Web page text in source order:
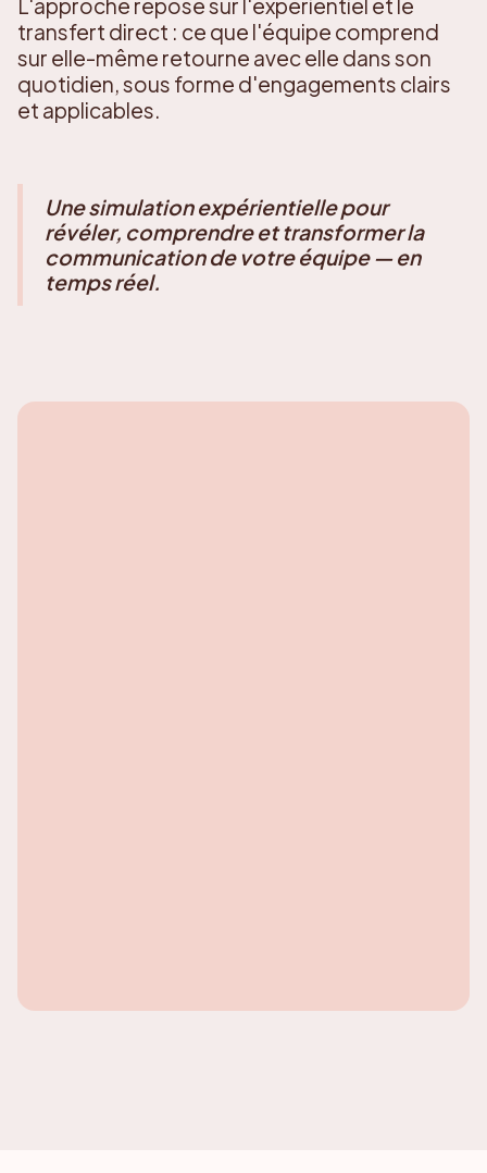
transfert direct : ce que l'équipe comprend
sur elle-même retourne avec elle dans son
quotidien, sous forme d'engagements clairs
et applicables.
Une simulation expérientielle pour
révéler, comprendre et transformer la
communication de votre équipe — en
temps réel.